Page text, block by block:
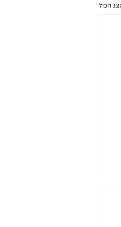
הכול